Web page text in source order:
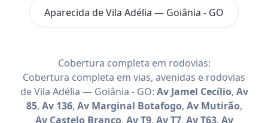
Aparecida de Vila Adélia — Goiânia - GO
Cobertura completa em rodovias:
Cobertura completa em vias, avenidas e rodovias
de Vila Adélia — Goiânia - GO: Av Jamel Cecílio, Av
85, Av 136, Av Marginal Botafogo, Av Mutirão,
Av Castelo Branco, Av T9, Av T7, Av T63, Av